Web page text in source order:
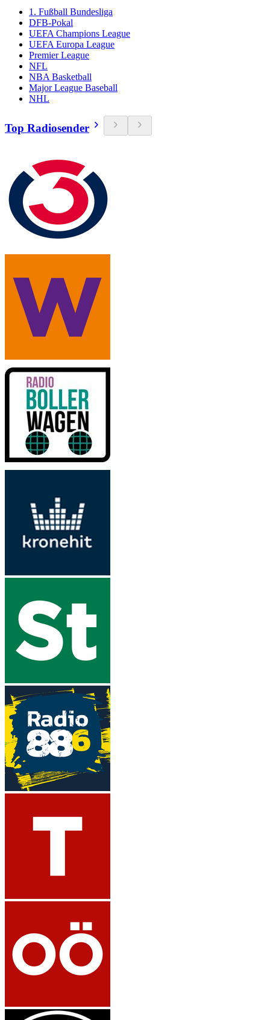
1. Fußball Bundesliga
DFB-Pokal
UEFA Champions League
UEFA Europa League
Premier League
NFL
NBA Basketball
Major League Baseball
NHL
Top Radiosender